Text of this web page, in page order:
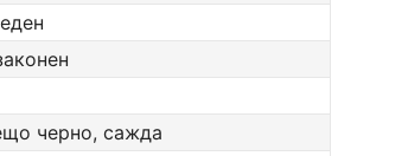
черно, сажда